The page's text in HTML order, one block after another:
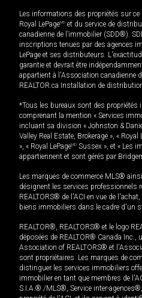
Les informations des propriétés sur
Royal LePageMD et du service de
canadienne de l’immobilier (SDD®).
inscriptions tenues par des agences
LePage et ses distributeurs.
garantie et devrait être
appartient à l'Association canadienne
REALTOR.ca Installation de
*Tous les bureaux sont des propriétés
comprenant la mention « Services
incluant sa division « Johnston &
Valley Real Estate, Brokerage », « Royal
», « Royal LePageMD Sussex », et « Les
appartiennent et sont gérés par
Les marques de commerce MLS®
désignent les services professionnels
REALTORS® de l'ACI en vue de
biens immobiliers dans le cadre d'un
REALTOR®, REALTORS® et le logo
déposées de REALTOR® Canada Inc.,
Association of REALTORS® et
sont propriétaires. Les marques de
distinguer les services immobiliers
immobilier en tant que membres de
S.I.A.® /MLS®, Service inter-